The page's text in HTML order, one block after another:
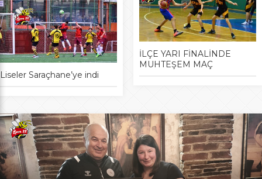
Liseler Saraçhane’ye indi
İLÇE YARI FİNALİNDE
MUHTEŞEM MAÇ